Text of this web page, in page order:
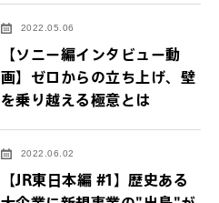
2022.05.06
【ソニー編インタビュー動
画】ゼロからの立ち上げ、壁
を乗り越える極意とは
2022.06.02
【JR東日本編 #1】歴史ある